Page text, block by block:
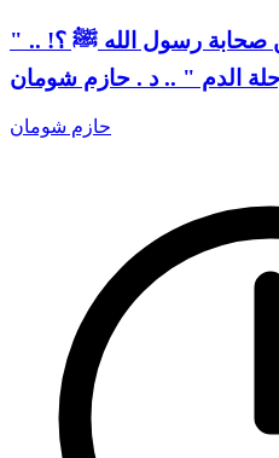
صحابة رسول الله ﷺ ؟! .. "
الدم " .. د . حازم شومان
حازم شومان